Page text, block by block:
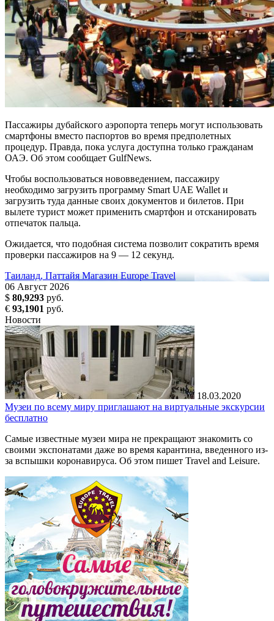
Пассажиры дубайского аэропорта теперь могут использовать
смартфоны вместо паспортов во время предполетных
процедур. Правда, пока услуга доступна только гражданам
ОАЭ. Об этом сообщает GulfNews.
Чтобы воспользоваться нововведением, пассажиру
необходимо загрузить программу Smart UAE Wallet и
загрузить туда данные своих документов и билетов. При
вылете турист может применить смартфон и отсканировать
отпечаток пальца.
Ожидается, что подобная система позволит сократить время
проверки пассажиров на 9 — 12 секунд.
Таиланд, Паттайя Магазин Europe Travel
06 Август 2026
$ 80,9293 руб.
€ 93,1901 руб.
Новости
18.03.2020
Музеи по всему миру приглашают на виртуальные экскурсии
бесплатно
Самые известные музеи мира не прекращают знакомить со
своими экспонатами даже во время карантина, введенного из-
за вспышки коронавируса. Об этом пишет Travel and Leisure.